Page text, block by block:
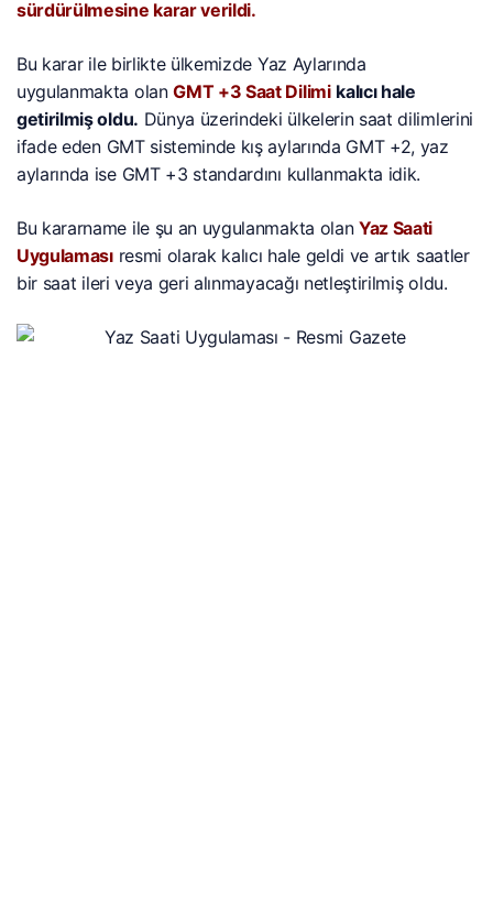
sürdürülmesine karar verildi.
Bu karar ile birlikte ülkemizde Yaz Aylarında
uygulanmakta olanGMT +3 Saat Dilimi kalıcı hale
getirilmiş oldu. Dünya üzerindeki ülkelerin saat dilimlerini
ifade eden GMT sisteminde kış aylarında GMT +2, yaz
aylarında ise GMT +3 standardını kullanmakta idik.
Bu kararname ile şu an uygulanmakta olan Yaz Saati
Uygulaması resmi olarak kalıcı hale geldi ve artık saatler
bir saat ileri veya geri alınmayacağı netleştirilmiş oldu.